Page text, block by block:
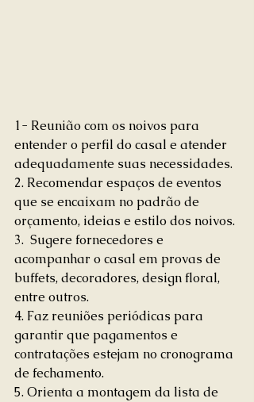
1- Reunião com os noivos para
entender o perfil do casal e atender
adequadamente suas necessidades.
2. Recomendar espaços de eventos
que se encaixam no padrão de
orçamento, ideias e estilo dos noivos.
3.  Sugere fornecedores e
acompanhar o casal em provas de
buffets, decoradores, design floral,
entre outros.
4. Faz reuniões periódicas para
garantir que pagamentos e
contratações estejam no cronograma
de fechamento.
5. Orienta a montagem da lista de